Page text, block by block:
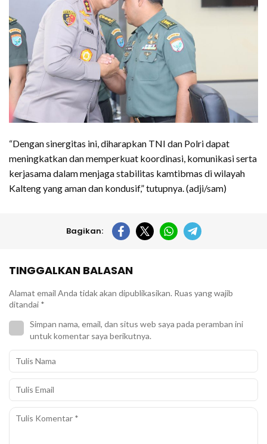
“Dengan sinergitas ini, diharapkan TNI dan Polri dapat
meningkatkan dan memperkuat koordinasi, komunikasi serta
kerjasama dalam menjaga stabilitas kamtibmas di wilayah
Kalteng yang aman dan kondusif,” tutupnya. (adji/sam)
Bagikan:
TINGGALKAN BALASAN
Alamat email Anda tidak akan dipublikasikan. Ruas yang wajib
ditandai *
Simpan nama, email, dan situs web saya pada peramban ini
untuk komentar saya berikutnya.